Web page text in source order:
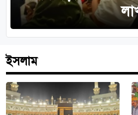
ইসলাম